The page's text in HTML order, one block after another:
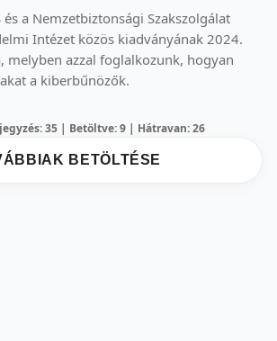
és a Nemzetbiztonsági Szakszolgálat
Intézet közös kiadványának 2024.
melyben azzal foglalkozunk, hogyan
a kiberbűnözők.
35 | Betöltve: 9 | Hátravan: 26
BETÖLTÉSE